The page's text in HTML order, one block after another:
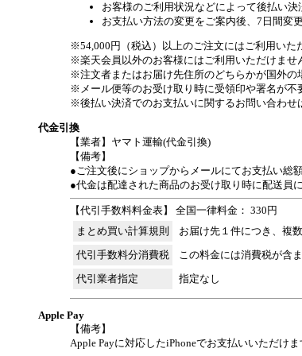
お客様のご利用状況などによって後払い
お支払い方法の変更をご案内後、7日間変
※54,000円（税込）以上のご注文にはご利用いた
※楽天会員以外のお客様にはご利用いただけませ
※注文者またはお届け先住所のどちらかが国外の
※メール便等のお受け取り時に受領印や署名が不
※後払い決済でのお支払いに関するお問い合わせ
代金引換
【業者】ヤマト運輸(代金引換)
【備考】
●ご注文後にショップからメールにてお支払い総
●代金は配達された商品のお受け取り時に配送員
【代引手数料料金表】 全国一律料金： 330円
まとめ買い計算規則
お届け先１件につき、複
代引手数料分消費税
この料金には消費税が含
代引業者指定
指定なし
Apple Pay
【備考】
Apple Payに対応したiPhoneでお支払いいただけま